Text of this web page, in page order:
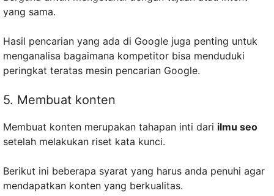
yang sama.
Hasil pencarian yang ada di Google juga penting untuk
menganalisa bagaimana kompetitor bisa menduduki
peringkat teratas mesin pencarian Google.
5. Membuat konten
Membuat konten merupakan tahapan inti dari ilmu seo
setelah melakukan riset kata kunci.
Berikut ini beberapa syarat yang harus anda penuhi agar
mendapatkan konten yang berkualitas.